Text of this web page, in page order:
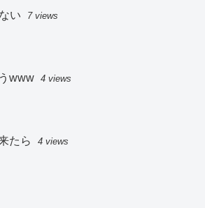
い 7 views
www 4 views
たら 4 views